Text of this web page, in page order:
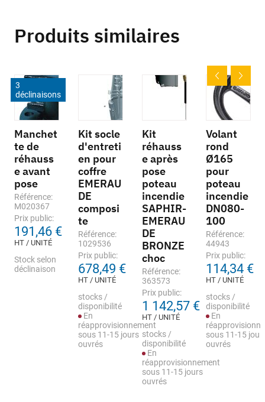
Produits similaires
3
déclinaisons
Manchet
te de
réhauss
e avant
pose
Référence:
M020367
Prix public:
191,46 €
HT / UNITÉ
Stock selon
déclinaison
Kit socle
d'entreti
en pour
coffre
EMERAU
DE
composi
te
Référence:
1029536
Prix public:
678,49 €
HT / UNITÉ
stocks /
disponibilité
En
réapprovisionnement
sous 11-15 jours
ouvrés
Kit
réhauss
e après
pose
poteau
incendie
SAPHIR-
EMERAU
DE
BRONZE
choc
Référence:
363573
Prix public:
1 142,57 €
HT / UNITÉ
stocks /
disponibilité
En
réapprovisionnement
sous 11-15 jours
ouvrés
Volant
rond
Ø165
pour
poteau
incendie
DN080-
100
Référence:
44943
Prix public:
114,34 €
HT / UNITÉ
stocks /
disponibilité
En
sous 11-15
ouvrés